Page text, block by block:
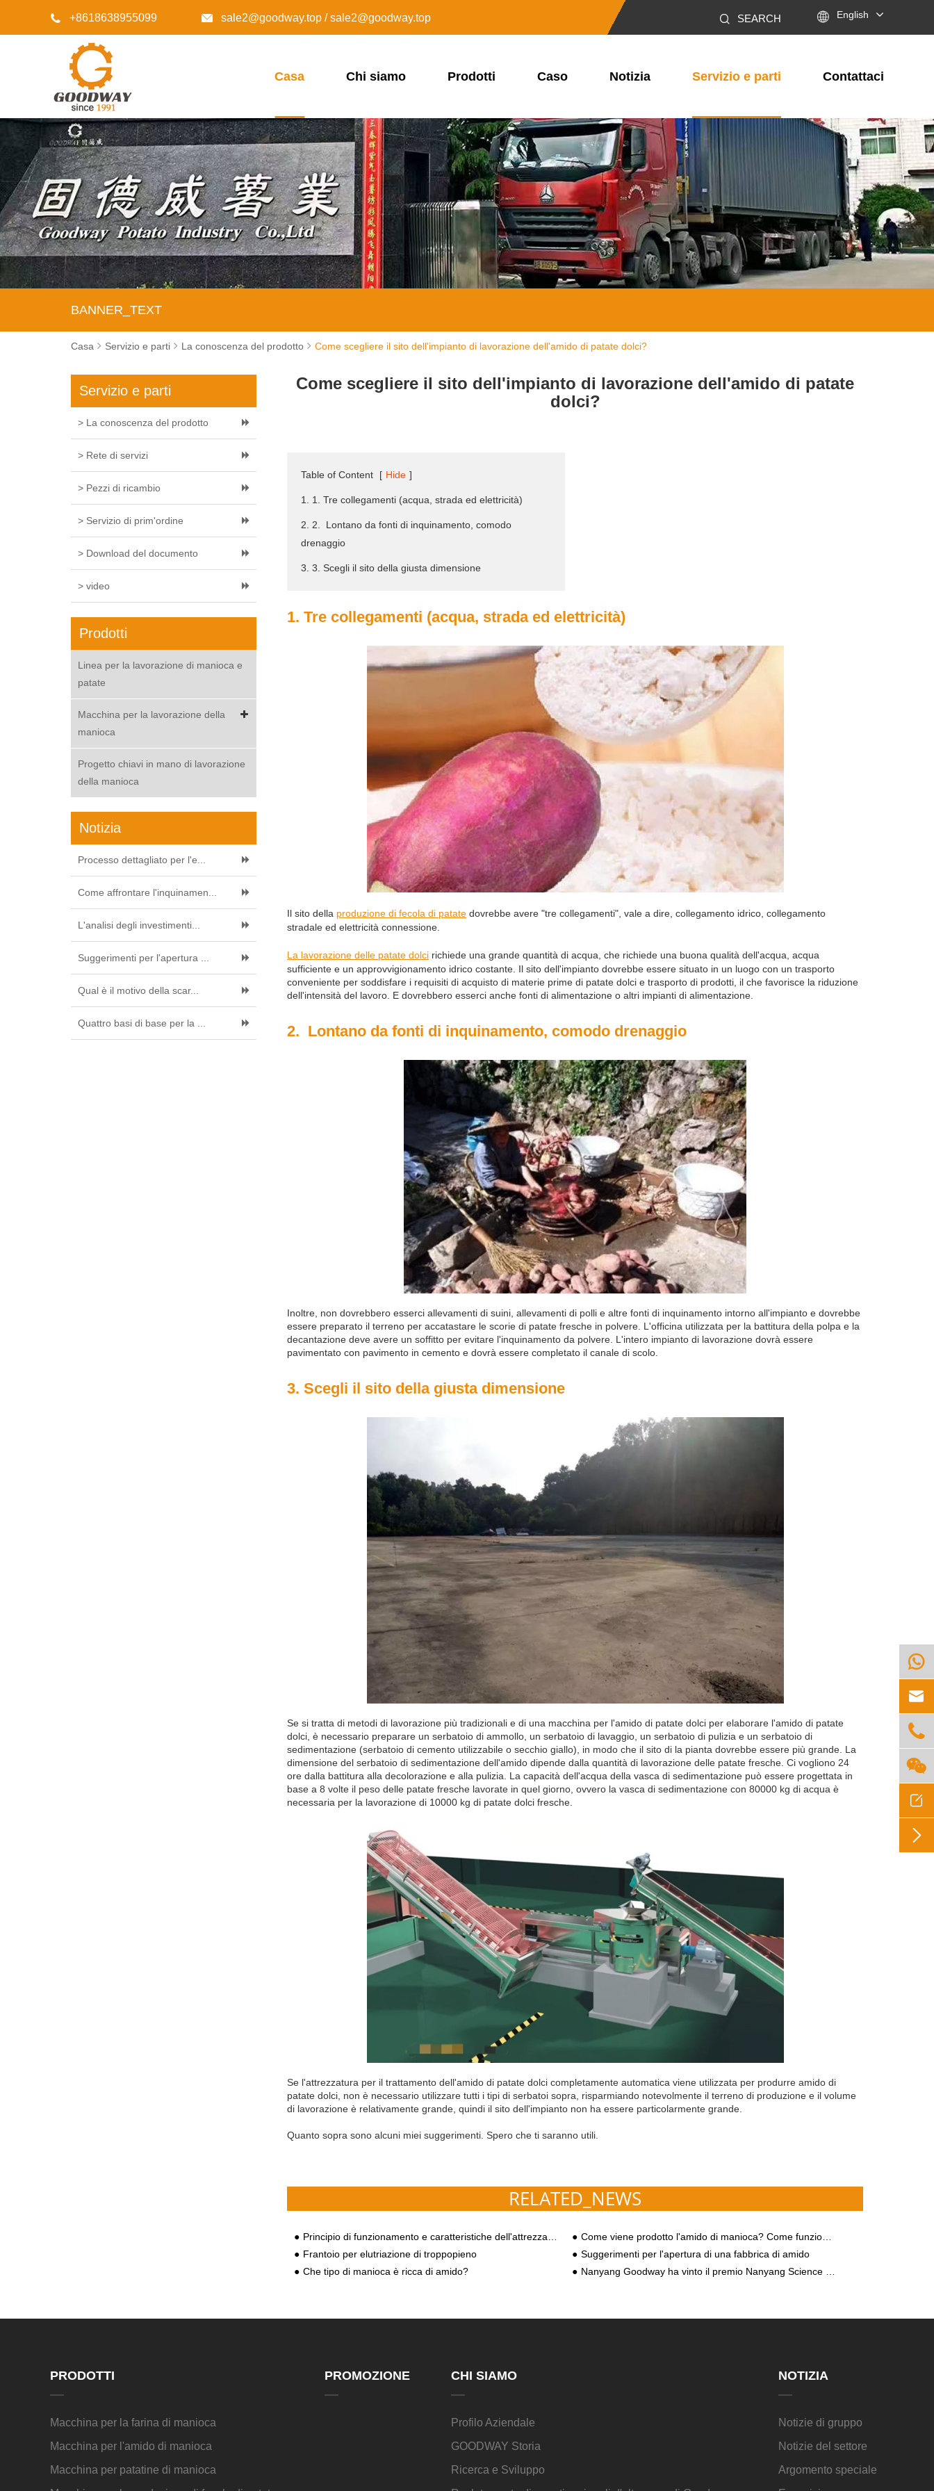
 +8618638955099  sale2@goodway.top / sale2@goodway.top SEARCH  English
Casa Chi siamo Prodotti Caso Notizia Servizio e parti Contattaci
BANNER_TEXT
Casa Servizio e parti La conoscenza del prodotto Come scegliere il sito dell'impianto di lavorazione dell'amido di patate dolci?
Servizio e parti
> La conoscenza del prodotto
> Rete di servizi
> Pezzi di ricambio
> Servizio di prim'ordine
> Download del documento
> video
Prodotti
Linea per la lavorazione di manioca e
patate
Macchina per la lavorazione della
manioca
Progetto chiavi in mano di lavorazione
della manioca
Notizia
Processo dettagliato per l'e...
Come affrontare l'inquinamen...
L'analisi degli investimenti...
Suggerimenti per l'apertura ...
Qual è il motivo della scar...
Quattro basi di base per la ...
Come scegliere il sito dell'impianto di lavorazione dell'amido di patate
dolci?
Table of Content [ Hide ]
1. 1. Tre collegamenti (acqua, strada ed elettricità)
2. 2. Lontano da fonti di inquinamento, comodo
drenaggio
3. 3. Scegli il sito della giusta dimensione
1. Tre collegamenti (acqua, strada ed elettricità)
Il sito della produzione di fecola di patate dovrebbe avere "tre collegamenti", vale a dire, collegamento idrico, collegamento
stradale ed elettricità connessione.
La lavorazione delle patate dolci richiede una grande quantità di acqua, che richiede una buona qualità dell'acqua, acqua
sufficiente e un approvvigionamento idrico costante. Il sito dell'impianto dovrebbe essere situato in un luogo con un trasporto
conveniente per soddisfare i requisiti di acquisto di materie prime di patate dolci e trasporto di prodotti, il che favorisce la riduzione
dell'intensità del lavoro. E dovrebbero esserci anche fonti di alimentazione o altri impianti di alimentazione.
2. Lontano da fonti di inquinamento, comodo drenaggio
Inoltre, non dovrebbero esserci allevamenti di suini, allevamenti di polli e altre fonti di inquinamento intorno all'impianto e dovrebbe
essere preparato il terreno per accatastare le scorie di patate fresche in polvere. L'officina utilizzata per la battitura della polpa e la
decantazione deve avere un soffitto per evitare l'inquinamento da polvere. L'intero impianto di lavorazione dovrà essere
pavimentato con pavimento in cemento e dovrà essere completato il canale di scolo.
3. Scegli il sito della giusta dimensione
Se si tratta di metodi di lavorazione più tradizionali e di una macchina per l'amido di patate dolci per elaborare l'amido di patate
dolci, è necessario preparare un serbatoio di ammollo, un serbatoio di lavaggio, un serbatoio di pulizia e un serbatoio di
sedimentazione (serbatoio di cemento utilizzabile o secchio giallo), in modo che il sito di la pianta dovrebbe essere più grande. La
dimensione del serbatoio di sedimentazione dell'amido dipende dalla quantità di lavorazione delle patate fresche. Ci vogliono 24
ore dalla battitura alla decolorazione e alla pulizia. La capacità dell'acqua della vasca di sedimentazione può essere progettata in
base a 8 volte il peso delle patate fresche lavorate in quel giorno, ovvero la vasca di sedimentazione con 80000 kg di acqua è
necessaria per la lavorazione di 10000 kg di patate dolci fresche.
Se l'attrezzatura per il trattamento dell'amido di patate dolci completamente automatica viene utilizzata per produrre amido di
patate dolci, non è necessario utilizzare tutti i tipi di serbatoi sopra, risparmiando notevolmente il terreno di produzione e il volume
di lavorazione è relativamente grande, quindi il sito dell'impianto non ha essere particolarmente grande.
Quanto sopra sono alcuni miei suggerimenti. Spero che ti saranno utili.
RELATED_NEWS
Principio di funzionamento e caratteristiche dell'attrezzatura per l'estrazione di proteine con essiccatore istantaneo della manioca
Come viene prodotto l'amido di manioca? Come funzionano le moderne apparecchiature per la lavorazione dell'amido di manioca?
Frantoio per elutriazione di troppopieno
Suggerimenti per l'apertura di una fabbrica di amido
Che tipo di manioca è ricca di amido?
Nanyang Goodway ha vinto il premio Nanyang Science and Technology Innovation Top 100 Enterprises 2018
PRODOTTI
Macchina per la farina di manioca
Macchina per l'amido di manioca
Macchina per patatine di manioca
PROMOZIONE CHI SIAMO
Profilo Aziendale
GOODWAY Storia
Ricerca e Sviluppo
NOTIZIA
Notizie di gruppo
Notizie del settore
Argomento speciale





